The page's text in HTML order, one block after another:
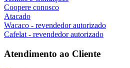
Coopere conosco
Atacado
Wacaco - revendedor autorizado
Cafelat - revendedor autorizado
Atendimento ao Cliente